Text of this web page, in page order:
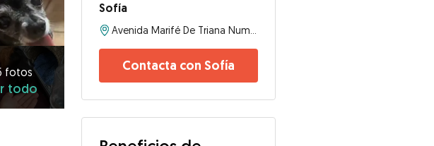
fotos
todo
Sofía
Contacta con Sofía